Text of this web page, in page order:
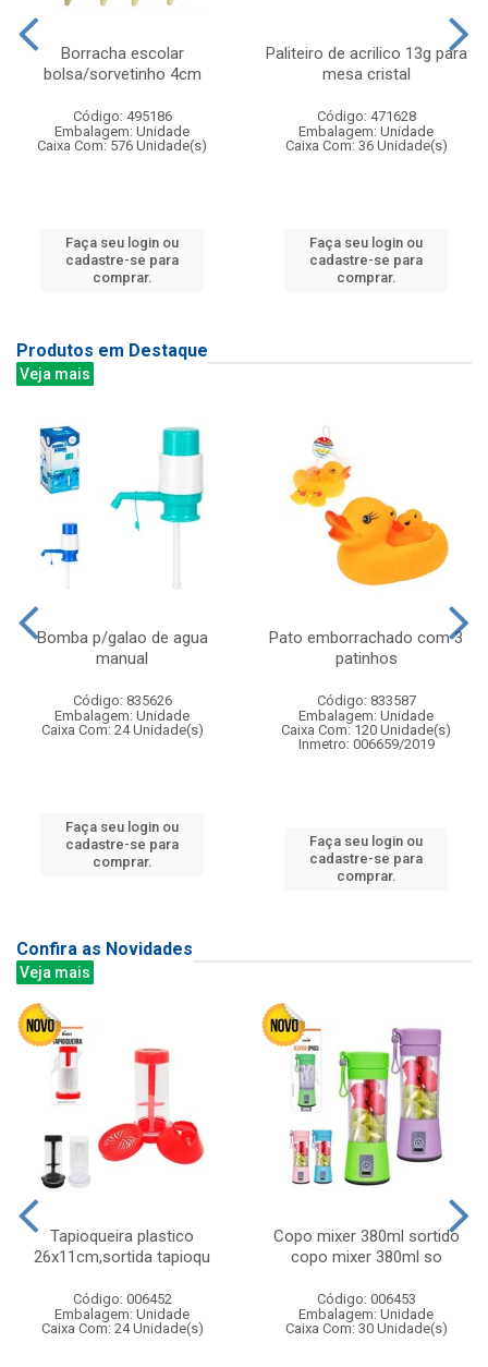
Borracha escolar
bolsa/sorvetinho 4cm
Código: 495186
Embalagem: Unidade
Caixa Com: 576 Unidade(s)
Faça seu login ou
cadastre-se para
comprar.
Paliteiro de acrilico 13g para
mesa cristal
Código: 471628
Embalagem: Unidade
Caixa Com: 36 Unidade(s)
Faça seu login ou
cadastre-se para
comprar.
Produtos em Destaque
Veja mais
Bomba p/galao de agua
manual
Código: 835626
Embalagem: Unidade
Caixa Com: 24 Unidade(s)
Faça seu login ou
cadastre-se para
comprar.
Pato emborrachado com 3
patinhos
Código: 833587
Embalagem: Unidade
Caixa Com: 120 Unidade(s)
Inmetro: 006659/2019
Faça seu login ou
cadastre-se para
comprar.
Confira as Novidades
Veja mais
Tapioqueira plastico
26x11cm,sortida tapioqu
Código: 006452
Embalagem: Unidade
Caixa Com: 24 Unidade(s)
Copo mixer 380ml sortido
copo mixer 380ml so
Código: 006453
Embalagem: Unidade
Caixa Com: 30 Unidade(s)